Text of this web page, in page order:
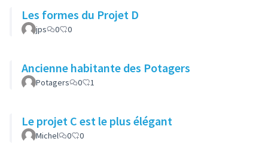
Les formes du Projet D
jps 0 0
Ancienne habitante des Potagers
Potagers 0 1
Le projet C est le plus élégant
Michel 0 0